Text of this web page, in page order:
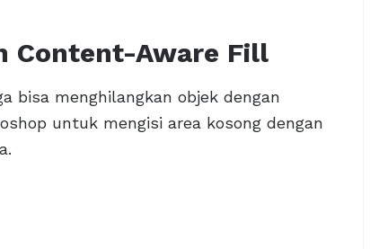
Content-Aware Fill
bisa menghilangkan objek dengan
untuk mengisi area kosong dengan